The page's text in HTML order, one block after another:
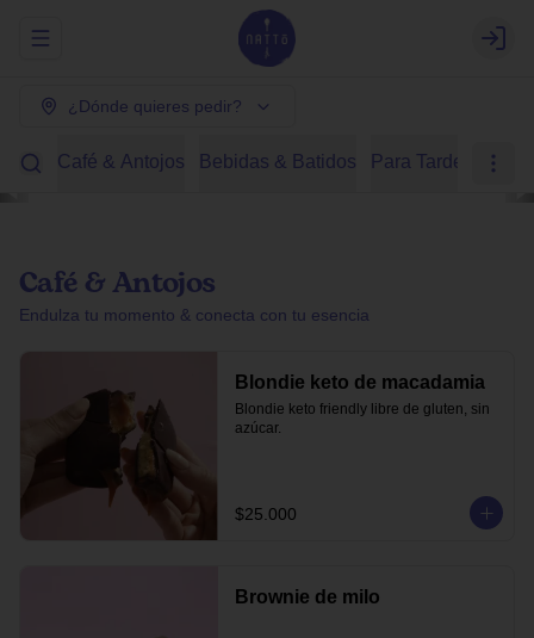
Abrir menu de navegación Login
¿Dónde quieres pedir?
Café & Antojos Bebidas & Batidos Para Tardear
Café & Antojos
Endulza tu momento & conecta con tu esencia
Blondie keto de macadamia
Blondie keto friendly libre de gluten, sin
azúcar.
$25.000
Brownie de milo